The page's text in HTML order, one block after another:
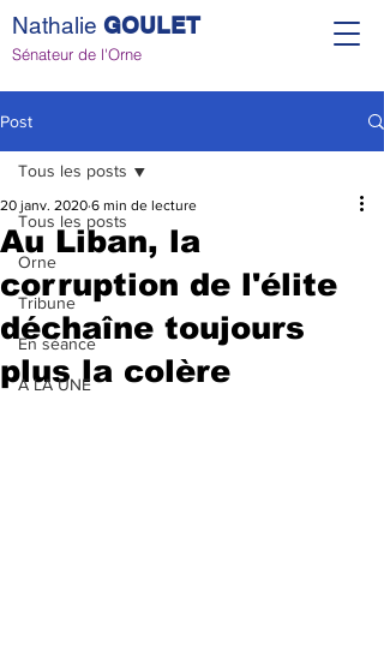
Nathalie GOULET
Sénateur de l'Orne
Post
Tous les posts
Orne
Tribune
En séance
A LA UNE
Tous les posts
Au Liban, la
corruption de l'élite
déchaîne toujours
plus la colère
20 janv. 2020 6 min de lecture